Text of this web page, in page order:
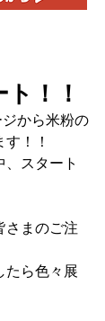
！！
から米粉の
！！
、スタート
さまのご注
たら色々展